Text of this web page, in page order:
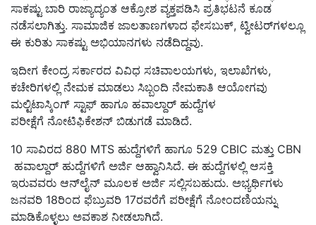
ಸಾಕಷ್ಟು ಬಾರಿ ರಾಜ್ಯಾದ್ಯಂತ ಆಕ್ರೋಶ ವ್ಯಕ್ತಪಡಿಸಿ ಪ್ರತಿಭಟನೆ ಕೂಡ
ನಡೆಸಲಾಗಿತ್ತು. ಸಾಮಾಜಿಕ ಜಾಲತಾಣಗಳಾದ ಫೇಸಬುಕ್‌, ಟ್ವೀಟರ್‌ಗಳಲ್ಲೂ
ಈ ಕುರಿತು ಸಾಕಷ್ಟು ಅಭಿಯಾನಗಳು ನಡೆದಿದ್ದವು.
ಇದೀಗ ಕೇಂದ್ರ ಸರ್ಕಾರದ ವಿವಿಧ ಸಚಿವಾಲಯಗಳು, ಇಲಾಖೆಗಳು,
ಕಚೇರಿಗಳಲ್ಲಿ ನೇಮಕ ಮಾಡಲು ಸಿಬ್ಬಂದಿ ನೇಮಕಾತಿ ಆಯೋಗವು
ಮಲ್ಟಿಟಾಸ್ಕಿಂಗ್‌ ಸ್ಟಾಫ್‌ ಹಾಗೂ ಹವಾಲ್ದಾರ್‌ ಹುದ್ದೆಗಳ
ಪರೀಕ್ಷೆಗೆ ನೋಟಿಫಿಕೇಶನ್‌ ಬಿಡುಗಡೆ ಮಾಡಿದೆ.
10 ಸಾವಿರದ 880 MTS ಹುದ್ದೆಗಳಿಗೆ ಹಾಗೂ 529 CBIC ಮತ್ತು CBN
ಹವಾಲ್ದಾರ್‌ ಹುದ್ದೆಗಳಿಗೆ ಅರ್ಜಿ ಆಹ್ವಾನಿಸಿದೆ. ಈ ಹುದ್ದೆಗಳಲ್ಲಿ ಆಸಕ್ತಿ
ಇರುವವರು ಆನ್‌ಲೈನ್‌ ಮೂಲಕ ಅರ್ಜಿ ಸಲ್ಲಿಸಬಹುದು. ಅಭ್ಯರ್ಥಿಗಳು
ಜನವರಿ 18ರಿಂದ ಫೆಬ್ರುವರಿ 17ರವರೆಗೆ ಪರೀಕ್ಷೆಗೆ ನೋಂದಣಿಯನ್ನು
ಮಾಡಿಕೊಳ್ಳಲು ಅವಕಾಶ ನೀಡಲಾಗಿದೆ.